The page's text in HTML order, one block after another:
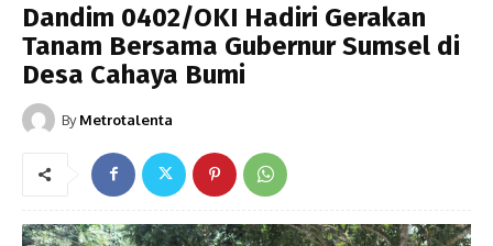
Dandim 0402/OKI Hadiri Gerakan
Tanam Bersama Gubernur Sumsel di
Desa Cahaya Bumi
By Metrotalenta